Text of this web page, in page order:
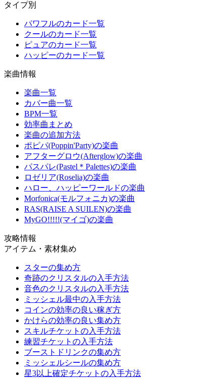
タイプ別
パワフルのカード一覧
クールのカード一覧
ピュアのカード一覧
ハッピーのカード一覧
楽曲情報
楽曲一覧
カバー曲一覧
BPM一覧
効率曲まとめ
楽曲の追加方法
ポピパ(Poppin'Party)の楽曲
アフターグロウ(Afterglow)の楽曲
パスパレ(Pastel＊Palettes)の楽曲
ロゼリア(Roselia)の楽曲
ハロー、ハッピーワールドの楽曲
Morfonica(モルフォニカ)の楽曲
RAS(RAISE A SUILEN)の楽曲
MyGO!!!!!(マイゴ)の楽曲
攻略情報
アイテム・素材集め
スターの集め方
奇跡のクリスタルの入手方法
音色のクリスタルの入手方法
ミッシェル最中の入手方法
コインの効率の良い稼ぎ方
かけらの効率の良い集め方
スキルチケットの入手方法
練習チケットの入手方法
ブーストドリンクの集め方
ミッシェルシールの集め方
星3以上確定チケットの入手方法